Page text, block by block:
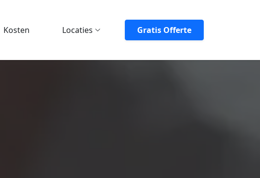
Kosten Locaties Gratis Offerte